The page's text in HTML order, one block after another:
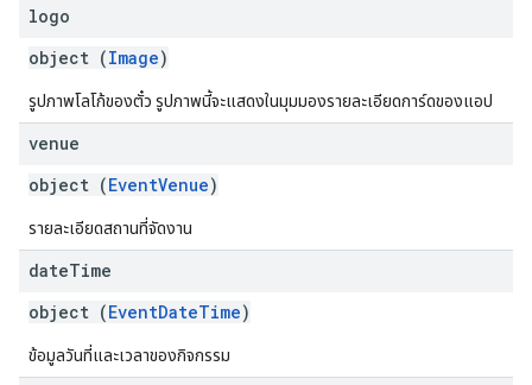
logo
object (Image)
รูปภาพโลโก้ของตั๋ว รูปภาพนี้จะแสดงในมุมมองรายละเอียดการ์ดของแอป
venue
object (EventVenue)
รายละเอียดสถานที่จัดงาน
dateTime
object (EventDateTime)
ข้อมูลวันที่และเวลาของกิจกรรม